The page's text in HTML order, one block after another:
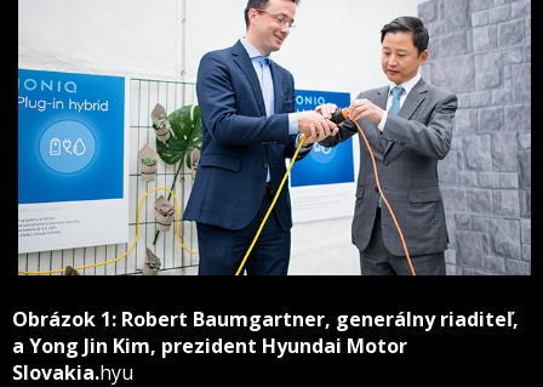
Obrázok 1: Robert Baumgartner, generálny riaditeľ,
a Yong Jin Kim, prezident Hyundai Motor
Slovakia.hyu